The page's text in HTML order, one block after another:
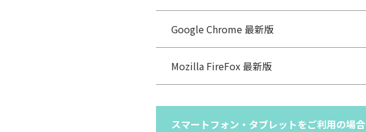
Google Chrome 最新版
Mozilla FireFox 最新版
スマートフォン・タブレットをご利用の場合